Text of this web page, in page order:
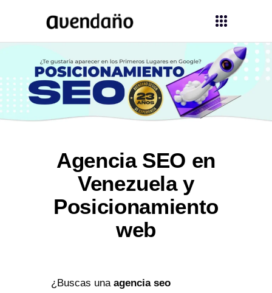
Agencia SEO en
Venezuela y
Posicionamiento
web
¿Buscas una agencia seo